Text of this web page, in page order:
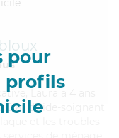
pour
profils
Laura a 4 ans
d'aide-soignant